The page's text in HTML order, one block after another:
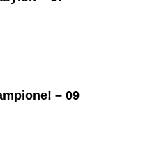
– 09